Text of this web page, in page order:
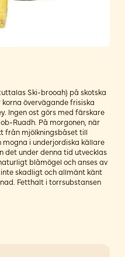
Ski-brooah) på skotska
övervägande frisiska
Ingen ost görs med färskare
Ruadh. På morgonen, när
från mjölkningsbåset till
i underjordiska källare
det under denna tid utvecklas
blåmögel och anses av
skadligt och allmänt känt
Fetthalt i torrsubstansen